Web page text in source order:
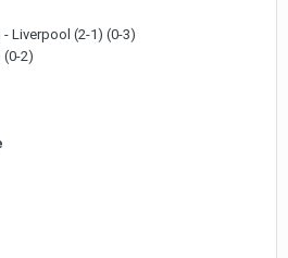
Liverpool (2-1) (0-3)
(0-2)